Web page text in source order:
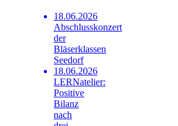
18.06.2026
Abschlusskonzert
der
Bläserklassen
Seedorf
18.06.2026
LERNatelier:
Positive
Bilanz
nach